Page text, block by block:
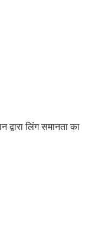
लिंग समानता का